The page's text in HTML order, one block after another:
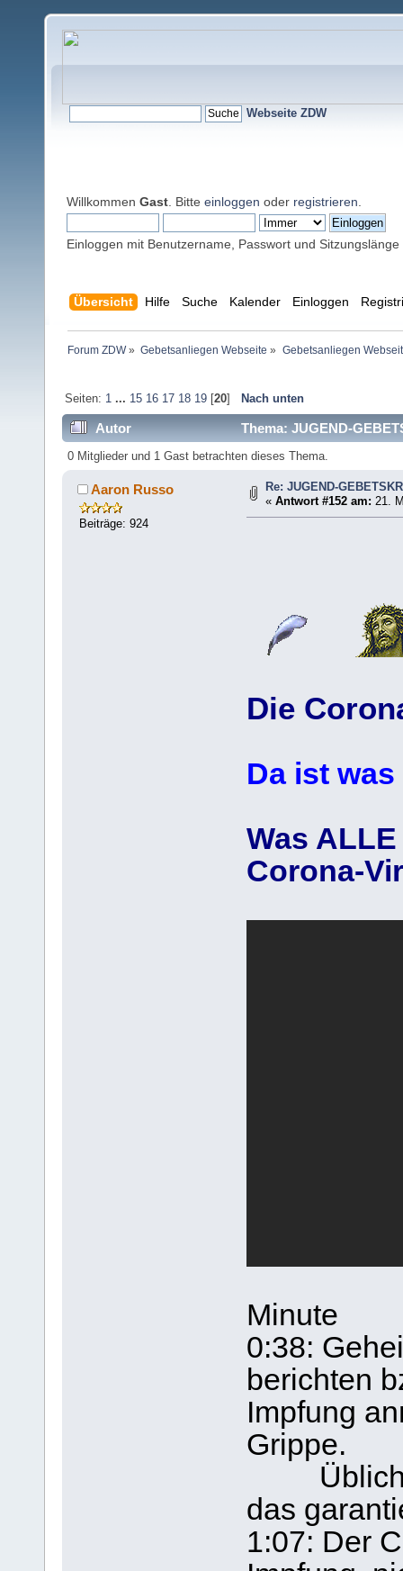
Webseite ZDW
Willkommen Gast . Bitte einloggen oder registrieren
Einloggen mit Benutzername, Passwort und Sitzungslänge
Übersicht Hilfe Suche Kalender Einloggen
Forum ZDW» Gebetsanliegen Webseite » Gebetsanliegen
Seiten: 1 ... 15 16 17 18 19[20] Nach unten
Autor Thema: JUGEND-
0 Mitglieder und 1 Gast betrachten dieses Thema.
Aaron Russo
Beiträge: 924
Re: JUGEND-
«Antwort #152 am: 21.
Die
Da ist
Was
Corona-
Minute
0:38:
berichten
Impfung
Grippe.
Übliche
das
1:07: Der